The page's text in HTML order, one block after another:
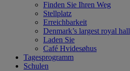
Finden Sie Ihren Weg
Stellplatz
Erreichbarkeit
Denmark’s largest royal hall
Laden Sie
Café Hvidesøhus
Tagesprogramm
Schulen